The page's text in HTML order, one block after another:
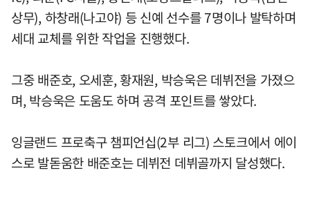
상무), 하창래(나고야) 등 신예 선수를 7명이나 발탁하며
세대 교체를 위한 작업을 진행했다.
그중 배준호, 오세훈, 황재원, 박승욱은 데뷔전을 가졌으
며, 박승욱은 도움도 하며 공격 포인트를 쌓았다.
잉글랜드 프로축구 챔피언십(2부 리그) 스토크에서 에이
스로 발돋움한 배준호는 데뷔전 데뷔골까지 달성했다.